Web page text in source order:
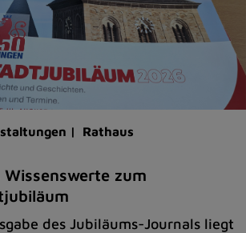
| Rathaus
Wissenswerte zum
des Jubiläums-Journals liegt